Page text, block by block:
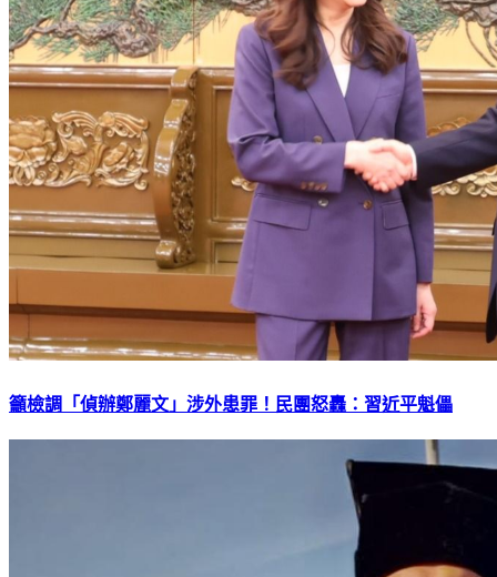
籲檢調「偵辦鄭麗文」涉外患罪！民團怒轟：習近平魁儡